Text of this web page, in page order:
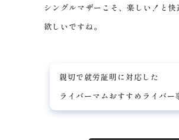
シングルマザーこそ、楽しい！と快
欲しいですね。
親切で就労証明に対応した
ライバーマムおすすめライバー